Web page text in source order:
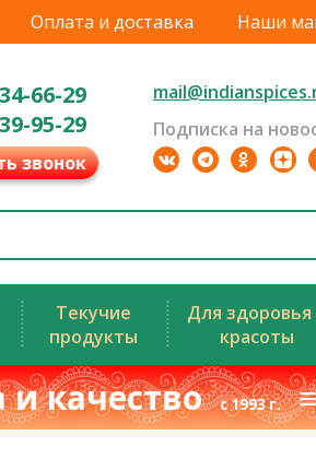
Оплата и доставка Наши
66-29
95-29
звонок
Подписка на
Текучие
продукты
Для здоровья
красоты
и качествос 1993 г.